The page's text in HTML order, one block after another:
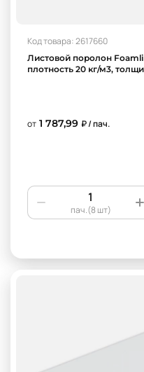
Код товара: 2617660
Листовой поролон
плотность 20 кг/м3,
от 1 787,99 ₽ / пач.
пач.(8 шт)